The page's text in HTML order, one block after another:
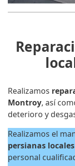
Realizamos
Montroy, así
deterioro y
Realizamos el
persianas locales
personal